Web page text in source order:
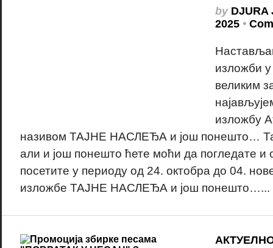
by DJURA
2025 •
изложби у
великим
изложбу
називом ТАЈНЕ НАСЛЕЂА и још понешто…
али и још понешто ћете моћи да погледате и
посетите у периоду од 24. октобра до 04.
изложбе ТАЈНЕ НАСЛЕЂА и још понешто…...